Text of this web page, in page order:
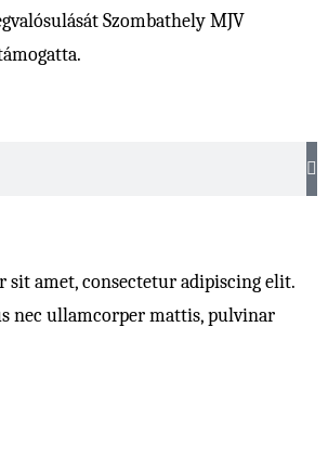
Szombathely MJV
sit amet, consectetur adipiscing elit.
nec ullamcorper mattis, pulvinar